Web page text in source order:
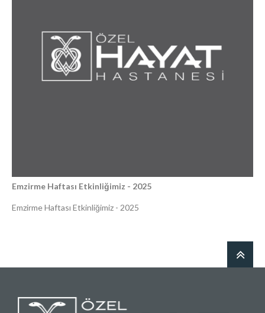
Emzirme Haftası Etkinliğimiz - 2025
Emzirme Haftası Etkinliğimiz - 2025